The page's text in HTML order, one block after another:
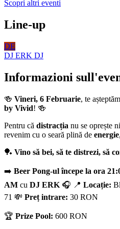
Scopri altri eventi
Line-up
DE
DJ ERK DJ
Informazioni
🍻 Vineri, 6 Februarie, te
by Vivid! 🍻
Pentru că distracția nu se oprește
revenim cu o seară plină de energie,
🏓 Vino să bei, să te distrezi, să
➡️ Beer Pong-ul începe la ora
AM cu DJ ERK 🎧 📍 Locație:
71 💸 Preț intrare: 30 RON
🏆 Prize Pool: 600 RON